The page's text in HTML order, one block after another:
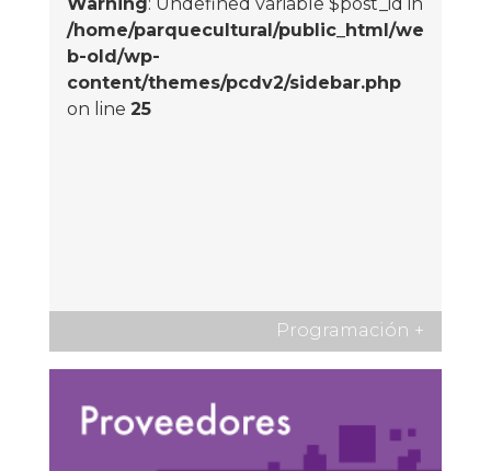
/home/parquecultural/public_html/we
b-old/wp-
content/themes/pcdv2/sidebar.php
on line 25
Programación +